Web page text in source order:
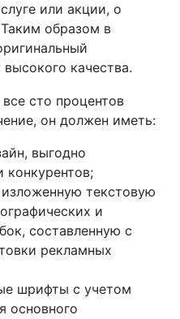
или акции, о
образом в
качества.
сто процентов
он должен иметь:
выгодно
текстовую
и
составленную с
рекламных
шрифты с учетом
основного